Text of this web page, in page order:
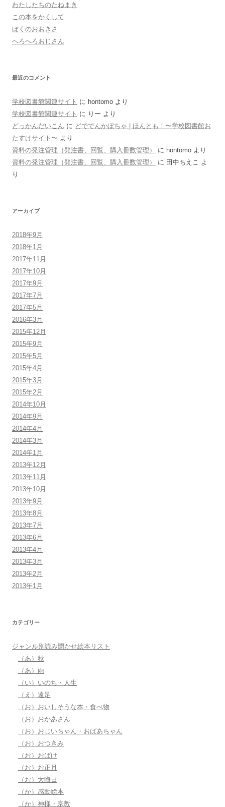
わたしたちのたねまき
この本をかくして
ぼくのおおきさ
へろへろおじさん
最近のコメント
学校図書館関連サイト に hontomo より
学校図書館関連サイト に りー より
どっかんだいこん に どででんかぼちゃ | ほんとも！〜学校図書館お
たすけサイト〜 より
資料の発注管理（発注書、回覧、購入冊数管理）
に hontomo より
資料の発注管理（発注書、回覧、購入冊数管理）
に 田中ちえこ よ
り
アーカイブ
2018年9月
2018年1月
2017年11月
2017年10月
2017年9月
2017年7月
2017年5月
2016年3月
2015年12月
2015年9月
2015年5月
2015年4月
2015年3月
2015年2月
2014年10月
2014年9月
2014年4月
2014年3月
2014年1月
2013年12月
2013年11月
2013年10月
2013年9月
2013年8月
2013年7月
2013年6月
2013年4月
2013年3月
2013年2月
2013年1月
カテゴリー
ジャンル別読み聞かせ絵本リスト
（あ）秋
（あ）雨
（い）いのち・人生
（え）遠足
（お）おいしそうな本・食べ物
（お）おかあさん
（お）おじいちゃん・おばあちゃん
（お）おつきみ
（お）おばけ
（お）お正月
（お）大晦日
（か）感動絵本
（か）神様・宗教